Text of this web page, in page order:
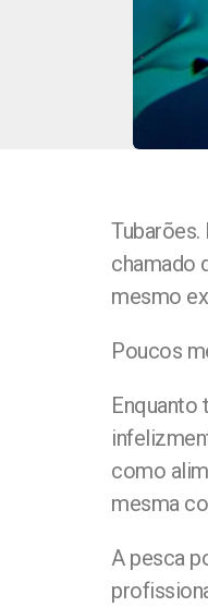
chamado
mesmo
Poucos
Enquanto
como
mesma
A pesca